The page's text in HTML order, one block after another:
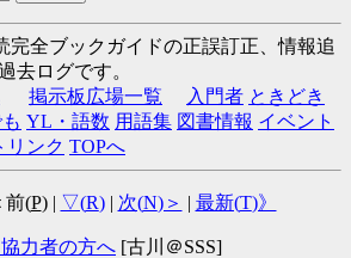
完全ブックガイドの正誤訂正、情報追
去ログです。
掲示板広場一覧 入門者 ときどき
YL・語数 用語集 図書情報 イベント
リンク TOPへ
前(P) | ▽(R)| 次(N)＞ | 最新(T)》
協力者の方へ [古川＠SSS]